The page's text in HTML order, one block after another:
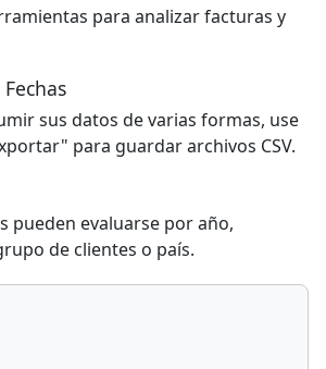
para analizar facturas y
sus datos de varias formas, use
para guardar archivos CSV.
pueden evaluarse por año,
de clientes o país.